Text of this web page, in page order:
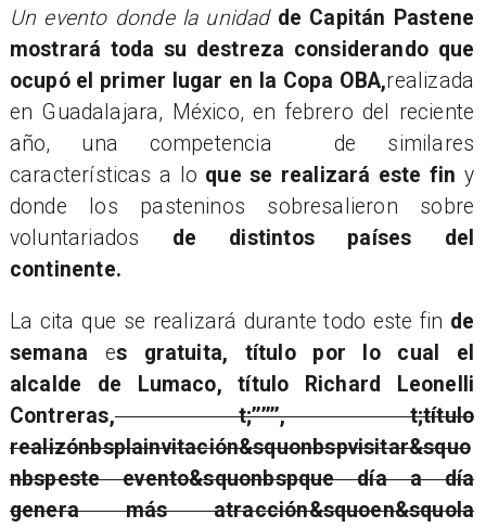
Un evento donde la unidad de Capitán Pastene
mostrará toda su destreza considerando que
ocupó el primer lugar en la Copa OBA,realizada
en Guadalajara, México, en febrero del reciente
año,
una competencia
de similares
característicasa lo que se realizará este fin y
donde los pasteninos sobresalieron sobre
voluntariados de distintos países del
continente.
La cita que se realizará durante todo este fin de
semana es gratuita, título por lo cual el
alcalde de Lumaco, título Richard Leonelli
Contreras,t;’’’’’’, t;título
realizónbsplainvitación&squonbspvisitar&squo
nbspeste evento&squonbspque día a día
genera más atracción&squoen&squola